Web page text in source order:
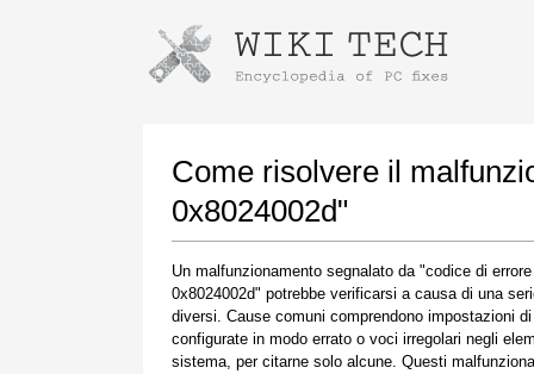
Come risolvere il
0x8024002d"
Un malfunzionamento segnalato da "codice di errore
0x8024002d" potrebbe verificarsi a causa di una
diversi. Cause comuni comprendono impostazioni
configurate in modo errato o voci irregolari negli
sistema, per citarne solo alcune. Questi
Istruzioni per il download con